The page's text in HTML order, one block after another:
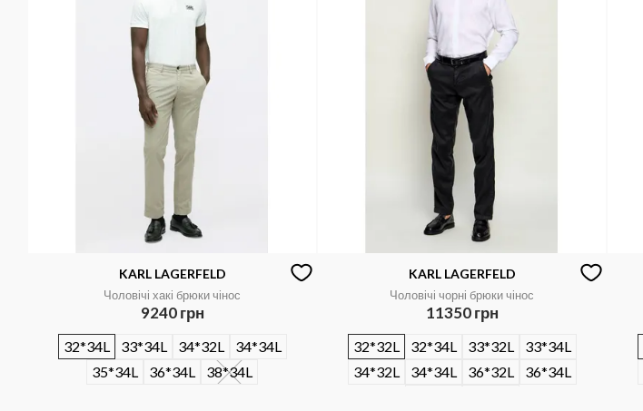
KARL LAGERFELD
Чоловічі хакі брюки чінос
9240 грн
32*34L 33*34L 34*32L
34*34L
35*34L
36*34L 38*34L
KARL LAGERFELD
Чоловічі чорні брюки чінос
11350 грн
32*32L 32*34L 33*32L
33*34L
34*32L
34*34L 36*32L
36*34L